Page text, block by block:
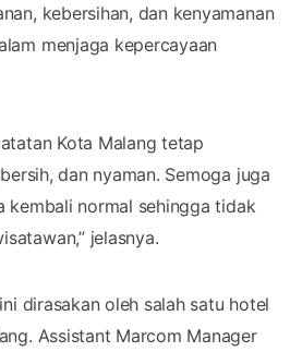
kebersihan, dan kenyamanan
menjaga kepercayaan
Kota Malang tetap
dan nyaman. Semoga juga
kembali normal sehingga tidak
jelasnya.
dirasakan oleh salah satu hotel
Assistant Marcom Manager